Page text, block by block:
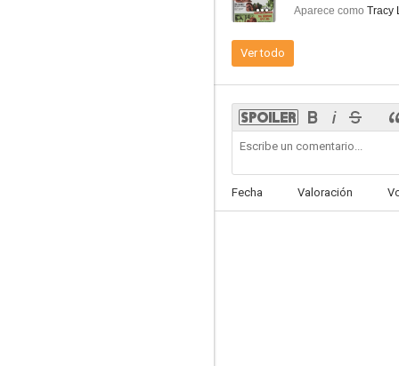
Aparece como Tracy
Ver todo
Fecha Valoración